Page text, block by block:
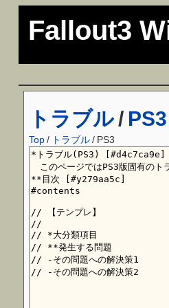
Fallout3
トラブル / PS3
Top/ トラブル/ PS3